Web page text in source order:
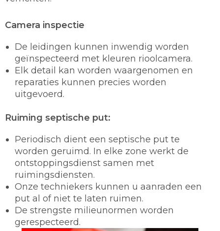
Camera inspectie
De leidingen kunnen inwendig worden
geïnspecteerd met kleuren rioolcamera.
Elk detail kan worden waargenomen en
reparaties kunnen precies worden
uitgevoerd.
Ruiming septische put:
Periodisch dient een septische put te
worden geruimd. In elke zone werkt de
ontstoppingsdienst samen met
ruimingsdiensten.
Onze techniekers kunnen u aanraden een
put al of niet te laten ruimen.
De strengste milieunormen worden
gerespecteerd.